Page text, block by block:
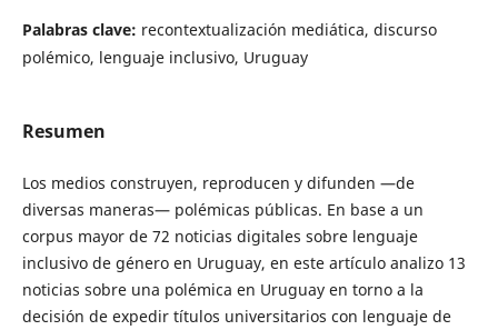
Palabras clave: recontextualización mediática, discurso
polémico, lenguaje inclusivo, Uruguay
Resumen
Los medios construyen, reproducen y difunden —de
diversas maneras— polémicas públicas. En base a un
corpus mayor de 72 noticias digitales sobre lenguaje
inclusivo de género en Uruguay, en este artículo analizo 13
noticias sobre una polémica en Uruguay en torno a la
decisión de expedir títulos universitarios con lenguaje de